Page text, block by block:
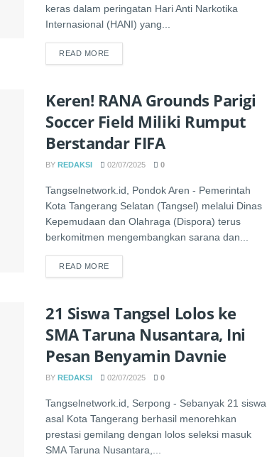
keras dalam peringatan Hari Anti Narkotika
Internasional (HANI) yang...
READ MORE
Keren! RANA Grounds Parigi
Soccer Field Miliki Rumput
Berstandar FIFA
BY REDAKSI 02/07/2025 0
Tangselnetwork.id, Pondok Aren - Pemerintah
Kota Tangerang Selatan (Tangsel) melalui Dinas
Kepemudaan dan Olahraga (Dispora) terus
berkomitmen mengembangkan sarana dan...
READ MORE
21 Siswa Tangsel Lolos ke
SMA Taruna Nusantara, Ini
Pesan Benyamin Davnie
BY REDAKSI 02/07/2025 0
Tangselnetwork.id, Serpong - Sebanyak 21 siswa
asal Kota Tangerang berhasil menorehkan
prestasi gemilang dengan lolos seleksi masuk
SMA Taruna Nusantara,...